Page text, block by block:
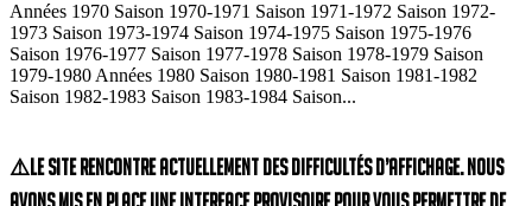
Années 1970 Saison 1970-1971 Saison 1971-1972 Saison 1972-
1973 Saison 1973-1974 Saison 1974-1975 Saison 1975-1976
Saison 1976-1977 Saison 1977-1978 Saison 1978-1979 Saison
1979-1980 Années 1980 Saison 1980-1981 Saison 1981-1982
Saison 1982-1983 Saison 1983-1984 Saison...
⚠️Le site rencontre actuellement des difficultés d’affichage. Nous
avons mis en place une interface provisoire pour vous permettre de